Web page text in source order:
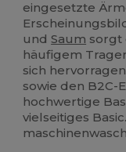
eingesetzte
undSaum sorgt
häufigem
sich
sowie den B2C-
hochwertige
vielseitiges